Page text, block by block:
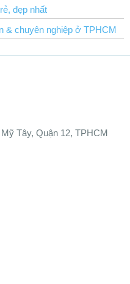
đẹp nhất
& chuyên nghiệp ở TPHCM
Tây, Quận 12, TPHCM